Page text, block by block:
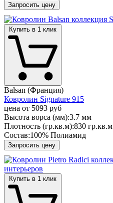
Запросить цену
Купить в 1 клик
Balsan (Франция)
Ковролин Signature 915
цена от 5093 руб
Высота ворса (мм):3.7 мм
Плотность (гр.кв.м):830 гр.кв.м
Состав:100% Полиамид
Запросить цену
Купить в 1 клик